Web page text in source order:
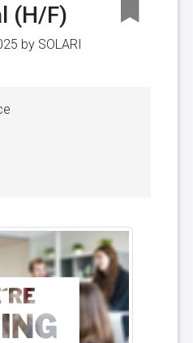
(H/F)
by SOLARI